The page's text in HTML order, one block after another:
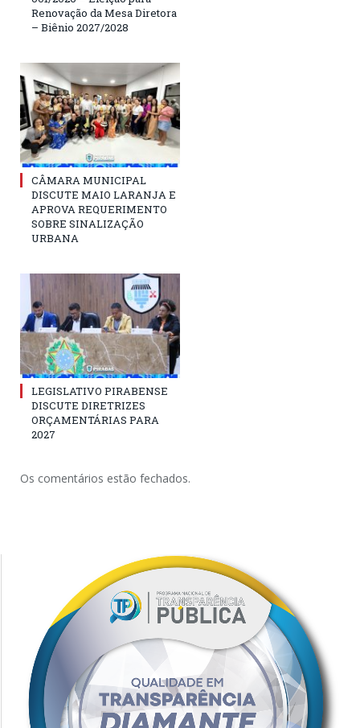
Renovação da Mesa Diretora
– Biênio 2027/2028
CÂMARA MUNICIPAL
DISCUTE MAIO LARANJA E
APROVA REQUERIMENTO
SOBRE SINALIZAÇÃO
URBANA
LEGISLATIVO PIRABENSE
DISCUTE DIRETRIZES
ORÇAMENTÁRIAS PARA
2027
Os comentários estão fechados.